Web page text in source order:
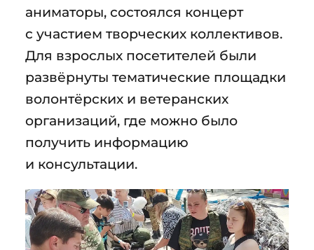
аниматоры, состоялся концерт
с участием творческих коллективов.
Для взрослых посетителей были
развёрнуты тематические площадки
волонтёрских и ветеранских
организаций, где можно было
получить информацию
и консультации.